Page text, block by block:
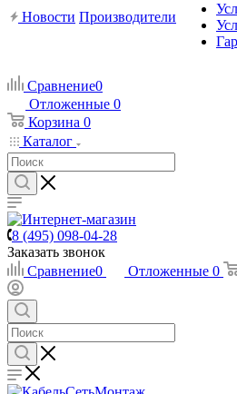
Новости Производители
Сравнение0
Отложенные 0
Корзина 0
Каталог
8 (495) 098-04-28
Заказать звонок
Сравнение0 Отложенные 0